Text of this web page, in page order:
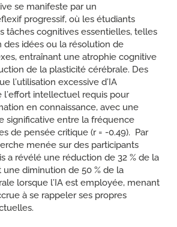
se manifeste par un
progressif, où les étudiants
tâches cognitives essentielles, telles
des idées ou la résolution de
entraînant une atrophie cognitive
de la plasticité cérébrale. Des
l’utilisation excessive d’IA
l’effort intellectuel requis pour
en connaissance, avec une
significative entre la fréquence
de pensée critique (r = -0.49). Par
menée sur des participants
a révélé une réduction de 32 % de la
diminution de 50 % de la
lorsque l’IA est employée, menant
à se rappeler ses propres